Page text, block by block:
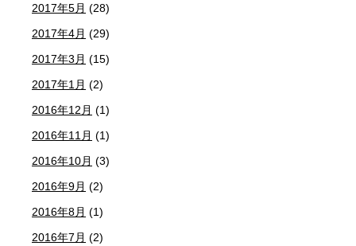
2017年5月 (28)
2017年4月 (29)
2017年3月 (15)
2017年1月 (2)
2016年12月 (1)
2016年11月 (1)
2016年10月 (3)
2016年9月 (2)
2016年8月 (1)
2016年7月 (2)